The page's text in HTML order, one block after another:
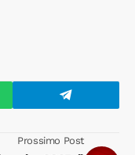
Prossimo Post